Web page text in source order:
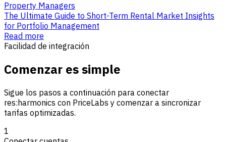
Property Managers
The Ultimate Guide to Short-Term Rental Market Insights
for Portfolio Management
Read more
Facilidad de integración
Comenzar es simple
Sigue los pasos a continuación para conectar
res:harmonics con PriceLabs y comenzar a sincronizar
tarifas optimizadas.
1